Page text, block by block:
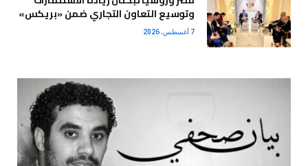
وتوسيع التعاون التجاري ضمن «بريكس»
7 أغسطس، 2026